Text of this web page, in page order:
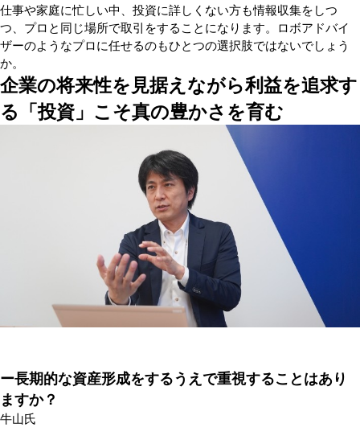
仕事や家庭に忙しい中、投資に詳しくない方も情報収集をしつ
つ、プロと同じ場所で取引をすることになります。ロボアドバイ
ザーのようなプロに任せるのもひとつの選択肢ではないでしょう
か。
企業の将来性を見据えながら利益を追求す
る「投資」こそ真の豊かさを育む
ー長期的な資産形成をするうえで重視することはあり
ますか？
牛山氏